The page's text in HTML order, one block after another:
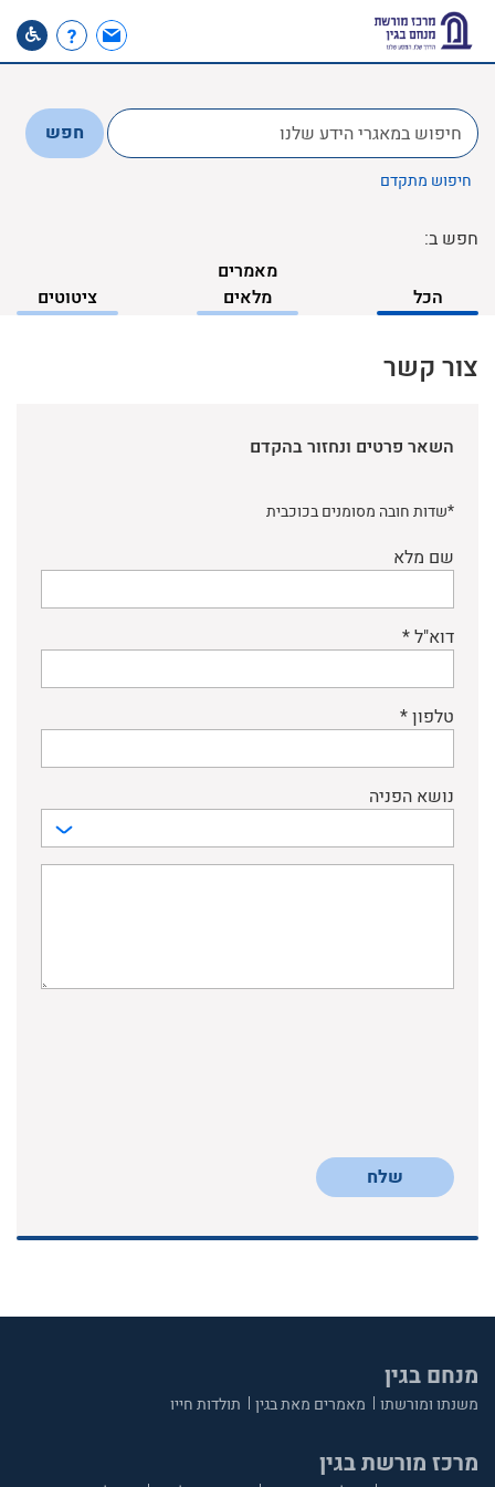
לחפש
ב:
חפש
חיפוש מתקדם
חפש ב:
הכל
מאמרים
מלאים
ציטוטים
צור קשר
השאר פרטים ונחזור בהקדם
*שדות חובה מסומנים בכוכבית
שם מלא
דוא"ל *
טלפון *
נושא הפניה
שלח
מנחם בגין
משנתו ומורשתו מאמרים מאת בגין תולדות חייו
מרכז מורשת בגין